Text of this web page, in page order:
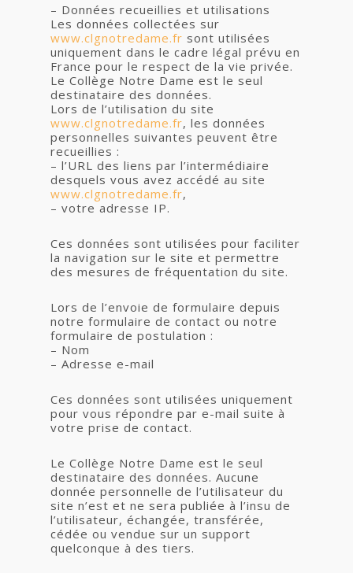
– Données recueillies et utilisations
Les données collectées sur
www.clgnotredame.fr sont utilisées
uniquement dans le cadre légal prévu en
France pour le respect de la vie privée.
Le Collège Notre Dame est le seul
destinataire des données.
Lors de l’utilisation du site
www.clgnotredame.fr, les données
personnelles suivantes peuvent être
recueillies :
– l’URL des liens par l’intermédiaire
desquels vous avez accédé au site
www.clgnotredame.fr,
– votre adresse IP.
Ces données sont utilisées pour faciliter
la navigation sur le site et permettre
des mesures de fréquentation du site.
Lors de l’envoie de formulaire depuis
notre formulaire de contact ou notre
formulaire de postulation :
– Nom
– Adresse e-mail
Ces données sont utilisées uniquement
pour vous répondre par e-mail suite à
votre prise de contact.
Le Collège Notre Dame est le seul
destinataire des données. Aucune
donnée personnelle de l’utilisateur du
site n’est et ne sera publiée à l’insu de
l’utilisateur, échangée, transférée,
cédée ou vendue sur un support
quelconque à des tiers.